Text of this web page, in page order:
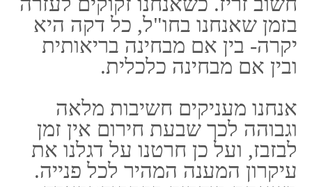
אחר, עידן חדש ומתקדם בו יש
צורך בשקיפות מלאה והלקוח למוד
ניסיון ומגיע ממקום מושכל בכל
הנוגע לזכויותיו וחובותיהם של
נותני השירות.
אין יותר מקום להפתעות או
לאותיות קטנות, יחד אנחנו
מתקדמים לסוג אחר של שירות,
כזה שבאמת עובד עבור הלקוח
ומביא אליו את התנאים הטובים
ביותר עבורו, מבלי שהלקוח ייאלץ